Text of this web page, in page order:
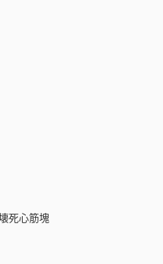
死心筋塊